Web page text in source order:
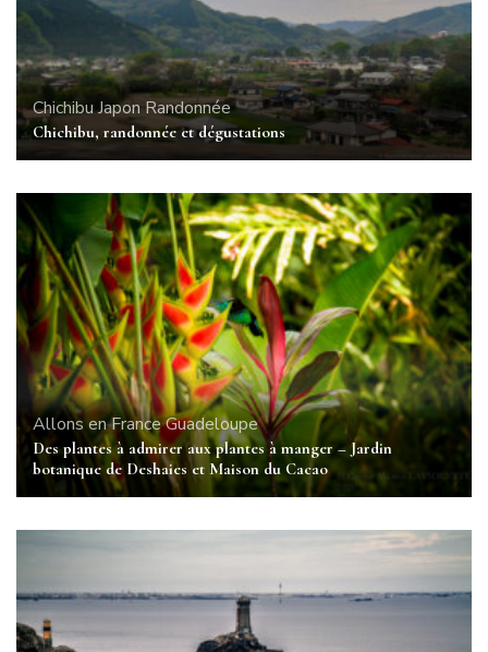
ChichibuJapon Randonnée
Chichibu, randonnée et dégustations
Allons en FranceGuadeloupe
Des plantes à admirer aux plantes à manger – Jardin
botanique de Deshaies et Maison du Cacao